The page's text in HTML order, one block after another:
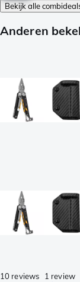
Bekijk alle
Anderen
10 reviews
1 review